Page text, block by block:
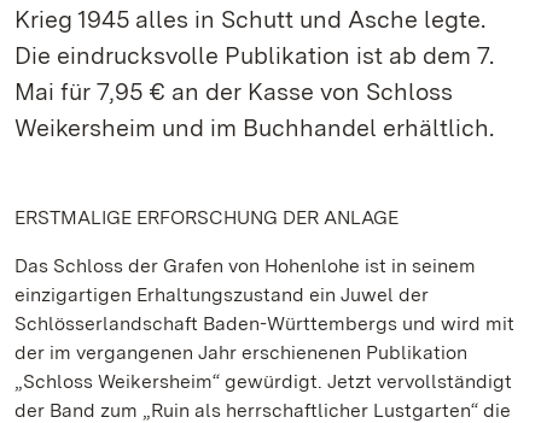
Krieg 1945 alles in Schutt und Asche legte.
Die eindrucksvolle Publikation ist ab dem 7.
Mai für 7,95 € an der Kasse von Schloss
Weikersheim und im Buchhandel erhältlich.
ERSTMALIGE ERFORSCHUNG DER ANLAGE
Das Schloss der Grafen von Hohenlohe ist in seinem
einzigartigen Erhaltungszustand ein Juwel der
Schlösserlandschaft Baden-Württembergs und wird mit
der im vergangenen Jahr erschienenen Publikation
„Schloss Weikersheim“ gewürdigt. Jetzt vervollständigt
der Band zum „Ruin als herrschaftlicher Lustgarten“ die